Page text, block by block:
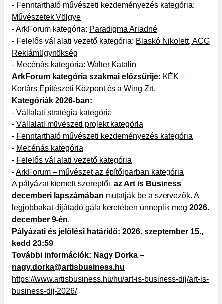
- Fenntartható művészeti kezdeményezés kategória:
Művészetek Völgye
- ArkForum kategória: Paradigma Ariadné
- Felelős vállalati vezető kategória: Blaskó Nikolett, ACG
Reklámügynökség
- Mecénás kategória: Walter Katalin
ArkForum kategória szakmai előzsűrije: KÉK –
Kortárs Építészeti Központ és a Wing Zrt.
Kategóriák 2026-ban:
- Vállalati stratégia kategória
- Vállalati művészeti projekt kategória
- Fenntartható művészeti kezdeményezés kategória
- Mecénás kategória
- Felelős vállalati vezető kategória
-ArkForum – művészet az építőiparban kategória
A pályázat kiemelt szereplőitaz Art is Business
decemberi lapszámában mutatják be a szervezők. A
legjobbakat díjátadó gála keretében ünneplik meg 2026.
december 9-én.
Pályázati és jelölési határidő: 2026. szeptember 15.,
kedd 23:59
További információk: Nagy Dorka –
nagy.dorka@artisbusiness.hu
https://www.artisbusiness.hu/hu/art-is-business-dij/art-is-
business-dij-2026/